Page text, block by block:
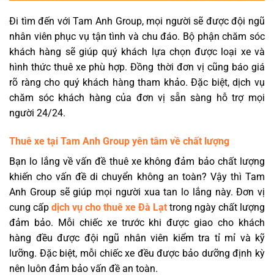
Đi tìm đến với Tam Anh Group, mọi người sẽ được đội ngũ
nhân viên phục vụ tận tình và chu đáo. Bộ phận chăm sóc
khách hàng sẽ giúp quý khách lựa chọn được loại xe và
hình thức thuê xe phù hợp. Đồng thời đơn vị cũng báo giá
rõ ràng cho quý khách hàng tham khảo. Đặc biệt, dịch vụ
chăm sóc khách hàng của đơn vị sẵn sàng hỗ trợ mọi
người 24/24.
Thuê xe tại Tam Anh Group yên tâm về chất lượng
Bạn lo lắng về vấn đề thuê xe không đảm bảo chất lượng
khiến cho vấn đề di chuyển không an toàn? Vậy thì Tam
Anh Group sẽ giúp mọi người xua tan lo lắng này. Đơn vị
cung cấp dịch vụ cho thuê xe Đà Lạt trong ngày chất lượng
đảm bảo. Mỗi chiếc xe trước khi được giao cho khách
hàng đều được đội ngũ nhân viên kiểm tra tỉ mỉ và kỹ
lưỡng. Đặc biệt, mỗi chiếc xe đều được bảo dưỡng định kỳ
nên luôn đảm bảo vấn đề an toàn.